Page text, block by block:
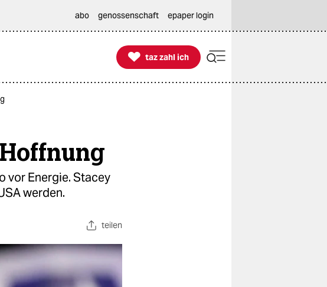
abo genossenschaft epaper login

taz zahl ich
taz zahl ich
vor Energie. Stacey
werden.
teilen